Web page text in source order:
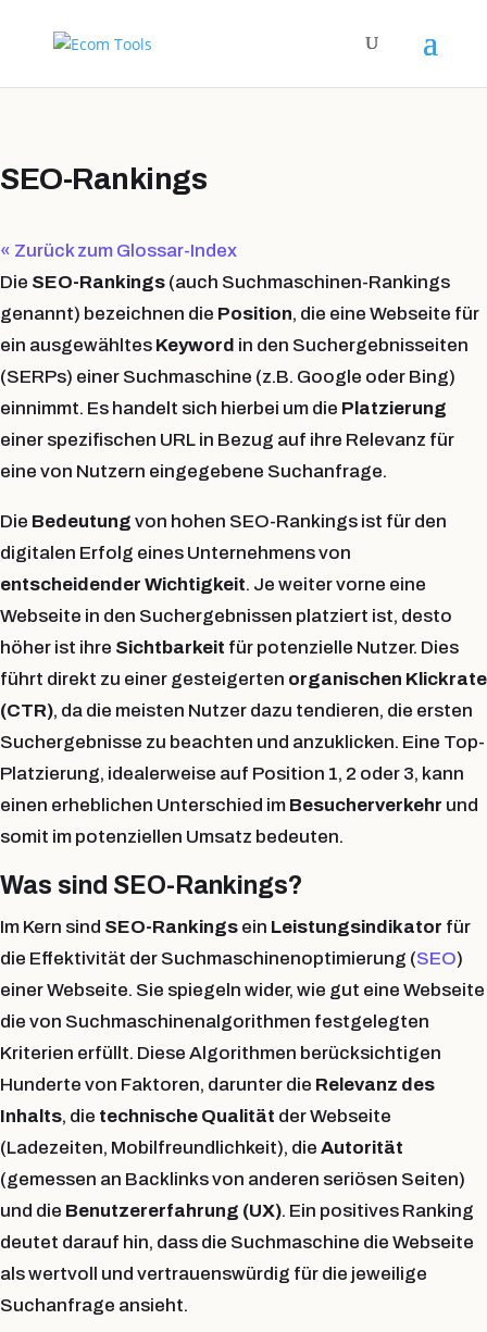
SEO-Rankings
« Zurück zum Glossar-Index
Die SEO-Rankings (auch Suchmaschinen-Rankings
genannt) bezeichnen die Position, die eine Webseite für
ein ausgewähltes Keyword in den Suchergebnisseiten
(SERPs) einer Suchmaschine (z.B. Google oder Bing)
einnimmt. Es handelt sich hierbei um die Platzierung
einer spezifischen URL in Bezug auf ihre Relevanz für
eine von Nutzern eingegebene Suchanfrage.
Die Bedeutung von hohen SEO-Rankings ist für den
digitalen Erfolg eines Unternehmens von
entscheidender Wichtigkeit. Je weiter vorne eine
Webseite in den Suchergebnissen platziert ist, desto
höher ist ihre Sichtbarkeit für potenzielle Nutzer. Dies
führt direkt zu einer gesteigerten organischen Klickrate
(CTR), da die meisten Nutzer dazu tendieren, die ersten
Suchergebnisse zu beachten und anzuklicken. Eine Top-
Platzierung, idealerweise auf Position 1, 2 oder 3, kann
einen erheblichen Unterschied im Besucherverkehr und
somit im potenziellen Umsatz bedeuten.
Was sind SEO-Rankings?
Im Kern sind SEO-Rankings ein Leistungsindikator für
die Effektivität der Suchmaschinenoptimierung (SEO)
einer Webseite. Sie spiegeln wider, wie gut eine Webseite
die von Suchmaschinenalgorithmen festgelegten
Kriterien erfüllt. Diese Algorithmen berücksichtigen
Hunderte von Faktoren, darunter die Relevanz des
Inhalts, die technische Qualität der Webseite
(Ladezeiten, Mobilfreundlichkeit), die Autorität
(gemessen an Backlinks von anderen seriösen Seiten)
und die Benutzererfahrung (UX). Ein positives Ranking
deutet darauf hin, dass die Suchmaschine die Webseite
als wertvoll und vertrauenswürdig für die jeweilige
Suchanfrage ansieht.